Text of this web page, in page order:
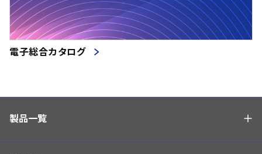
電子総合カタログ
製品一覧